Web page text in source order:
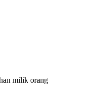
milik orang